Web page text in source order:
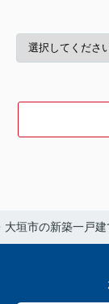
大垣市の新築一戸